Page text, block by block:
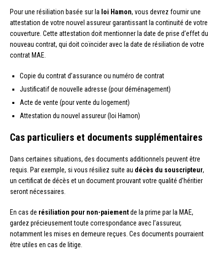
Pour une résiliation basée sur la loi Hamon, vous devrez fournir une
attestation de votre nouvel assureur garantissant la continuité de votre
couverture. Cette attestation doit mentionner la date de prise d’effet du
nouveau contrat, qui doit coïncider avec la date de résiliation de votre
contrat MAE.
Copie du contrat d’assurance ou numéro de contrat
Justificatif de nouvelle adresse (pour déménagement)
Acte de vente (pour vente du logement)
Attestation du nouvel assureur (loi Hamon)
Cas particuliers et documents supplémentaires
Dans certaines situations, des documents additionnels peuvent être
requis. Par exemple, si vous résiliez suite au décès du souscripteur,
un certificat de décès et un document prouvant votre qualité d’héritier
seront nécessaires.
En cas de résiliation pour non-paiementde la prime par la MAE,
gardez précieusement toute correspondance avec l’assureur,
notamment les mises en demeure reçues. Ces documents pourraient
être utiles en cas de litige.